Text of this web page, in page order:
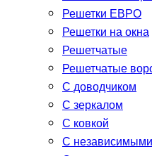
Решетки ЕВРО
Решетки на окна
Решетчатые
Решетчатые
С доводчиком
С зеркалом
С ковкой
С